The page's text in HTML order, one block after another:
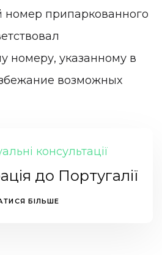
номер припаркованного
номеру, указанному в
возможных
консультації
до Португалії
БІЛЬШЕ